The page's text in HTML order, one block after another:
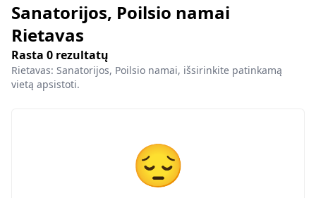
Sanatorijos, Poilsio namai
Rietavas
Rasta 0 rezultatų
Rietavas: Sanatorijos, Poilsio namai, išsirinkite patinkamą
vietą apsistoti.
😔